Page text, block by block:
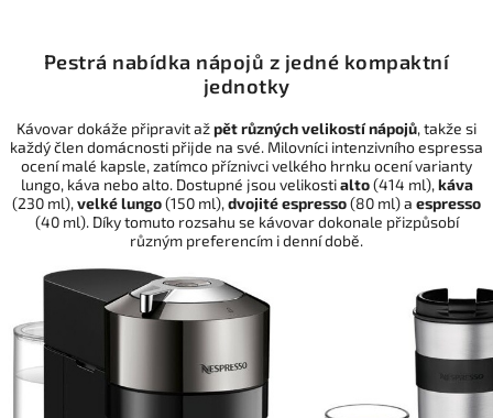
Pestrá nabídka nápojů z jedné kompaktní
jednotky
Kávovar dokáže připravit ažpět různých velikostí nápojů, takže si
každý člen domácnosti přijde na své. Milovníci intenzivního espressa
ocení malé kapsle, zatímco příznivci velkého hrnku ocení varianty
lungo, káva nebo alto. Dostupné jsou velikostialto(414 ml),káva
(230 ml),velkélungo(150 ml),dvojitéespresso(80 ml) a espresso
(40 ml). Díky tomuto rozsahu se kávovar dokonale přizpůsobí
různým preferencím i denní době.